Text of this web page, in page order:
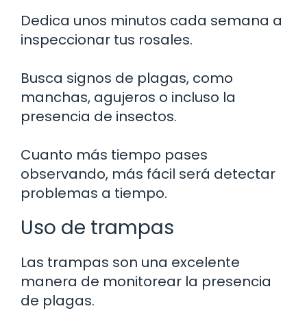
Dedica unos minutos cada semana a
inspeccionar tus rosales.
Busca signos de plagas, como
manchas, agujeros o incluso la
presencia de insectos.
Cuanto más tiempo pases
observando, más fácil será detectar
problemas a tiempo.
Uso de trampas
Las trampas son una excelente
manera de monitorear la presencia
de plagas.